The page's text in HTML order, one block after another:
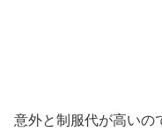
意外と制服代が高いの